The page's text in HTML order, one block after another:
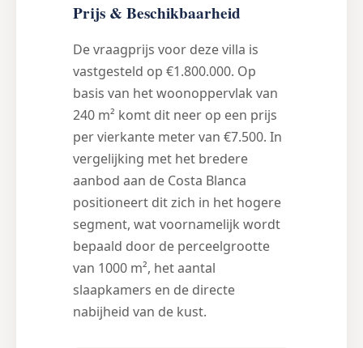
Prijs & Beschikbaarheid
De vraagprijs voor deze villa is
vastgesteld op €1.800.000. Op
basis van het woonoppervlak van
240 m² komt dit neer op een prijs
per vierkante meter van €7.500. In
vergelijking met het bredere
aanbod aan de Costa Blanca
positioneert dit zich in het hogere
segment, wat voornamelijk wordt
bepaald door de perceelgrootte
van 1000 m², het aantal
slaapkamers en de directe
nabijheid van de kust.